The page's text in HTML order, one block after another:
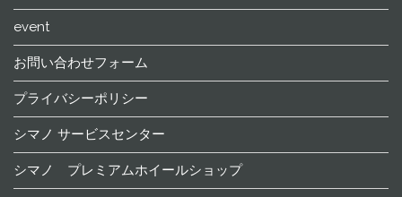
event
お問い合わせフォーム
プライバシーポリシー
シマノ サービスセンター
シマノ プレミアムホイールショップ